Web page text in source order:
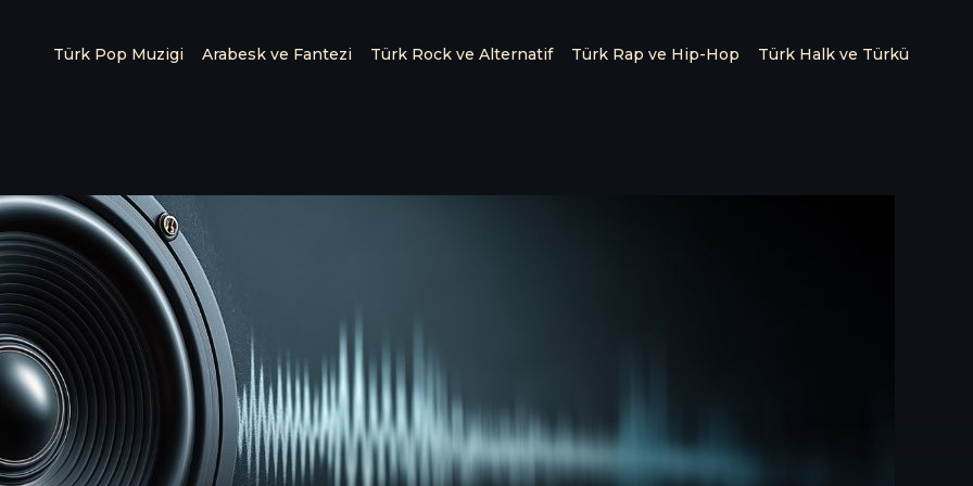
Türk Pop Muzigi Arabesk ve Fantezi Türk Rock ve Alternatif Türk Rap ve Hip-Hop Türk Halk ve Türkü